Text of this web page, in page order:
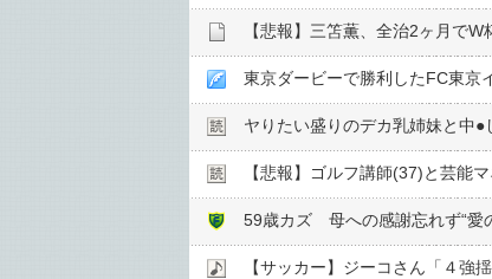
【悲報】三笘薫、全治2ヶ月で
ヤりたい盛りのデカ乳姉妹と中●︎
【悲報】ゴルフ講師(37)と芸能
59歳カズ 母への感謝忘れず“愛
【サッカー】ジーコさん「４